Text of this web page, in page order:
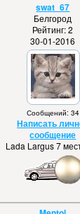
swat_67
Белгород
Рейтинг: 2
30-01-2016
Сообщений: 34
Написать
сообщение
Lada Largus 7